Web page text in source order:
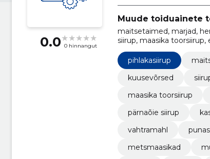
0.0 0 hinnangut
Muude toiduainete
maitsetaimed, marjad,
siirup, maasika toorsiirup,
pihlakasiirup
kuusevõrsed
maasika toorsiirup
pärnaõie siirup
vahtramahl
metsmaasikad